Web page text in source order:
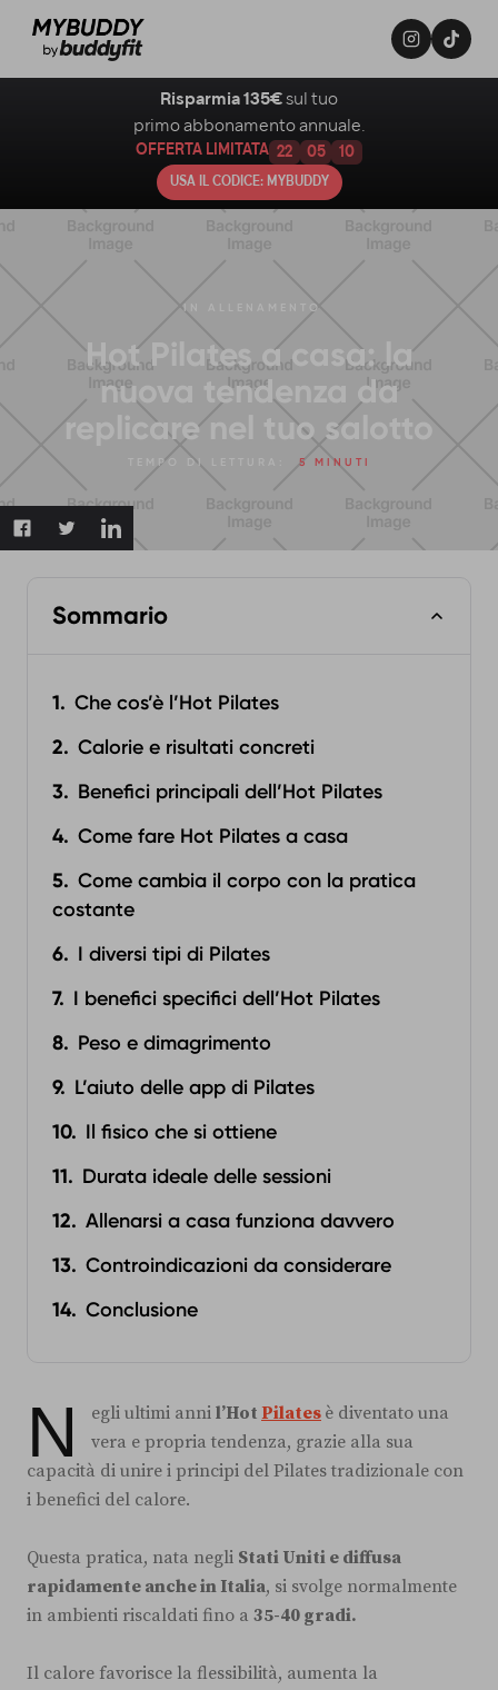
IN ALLENAMENTO
Hot Pilates a casa: la
nuova tendenza da
replicare nel tuo salotto
TEMPO DI LETTURA: 5 MINUTI
Sommario
Che cos’è l’Hot Pilates
Calorie e risultati concreti
Benefici principali dell’Hot Pilates
Come fare Hot Pilates a casa
Come cambia il corpo con la pratica
costante
I diversi tipi di Pilates
I benefici specifici dell’Hot Pilates
Peso e dimagrimento
L’aiuto delle app di Pilates
Il fisico che si ottiene
Durata ideale delle sessioni
Allenarsi a casa funziona davvero
Controindicazioni da considerare
Conclusione
N egli ultimi anni l’Hot Pilates è diventato una
vera e propria tendenza, grazie alla sua
capacità di unire i principi del Pilates tradizionale con
i benefici del calore.
Questa pratica, nata negli Stati Uniti e diffusa
rapidamente anche in Italia, si svolge normalmente
in ambienti riscaldati fino a 35-40 gradi.
Il calore favorisce la flessibilità, aumenta la
Risparmia 135€ sul tuo
primo abbonamento annuale.
OFFERTA LIMITATA 22 05 08
USA IL CODICE: MYBUDDY